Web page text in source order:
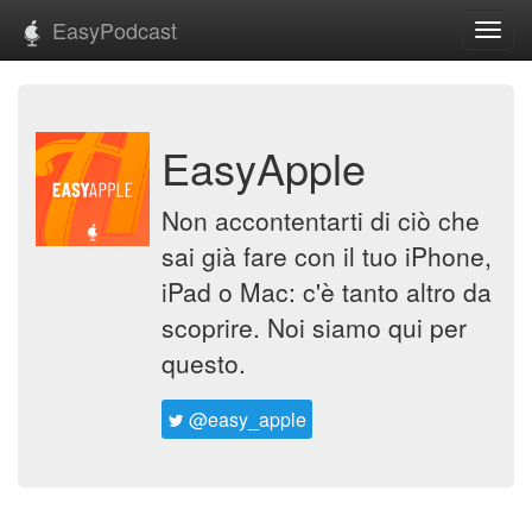
EasyPodcast
EasyApple
Non accontentarti di ciò che
sai già fare con il tuo iPhone,
iPad o Mac: c'è tanto altro da
scoprire. Noi siamo qui per
questo.
@easy_apple